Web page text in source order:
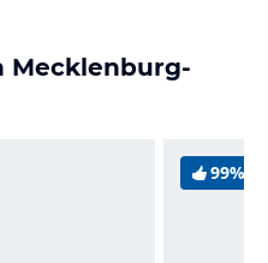
Mecklenburg-
99%